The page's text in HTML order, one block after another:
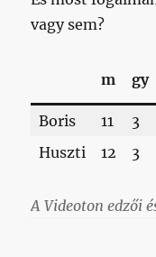
vagy sem?
m gy
Boris 11 3
Huszti
12 3
A Videoton edzői